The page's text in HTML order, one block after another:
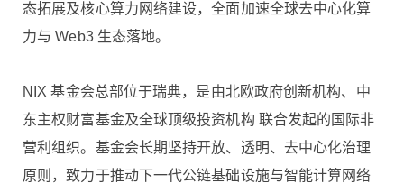
态拓展及核心算力网络建设，全面加速全球去中心化算
力与 Web3 生态落地。
NIX 基金会总部位于瑞典，是由北欧政府创新机构、中
东主权财富基金及全球顶级投资机构 联合发起的国际非
营利组织。基金会长期坚持开放、透明、去中心化治理
原则，致力于推动下一代公链基础设施与智能计算网络